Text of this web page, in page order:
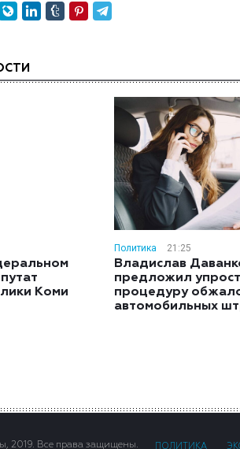
Коми
Политика 21:25
Владислав
предложил
процедуру
автомобильных
2019. Все права защищены. ПОЛИТИКА